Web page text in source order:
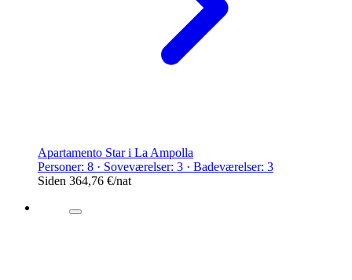
Apartamento Star i La Ampolla
Personer: 8 · Soveværelser: 3 · Badeværelser: 3
Siden 364,76 €/nat